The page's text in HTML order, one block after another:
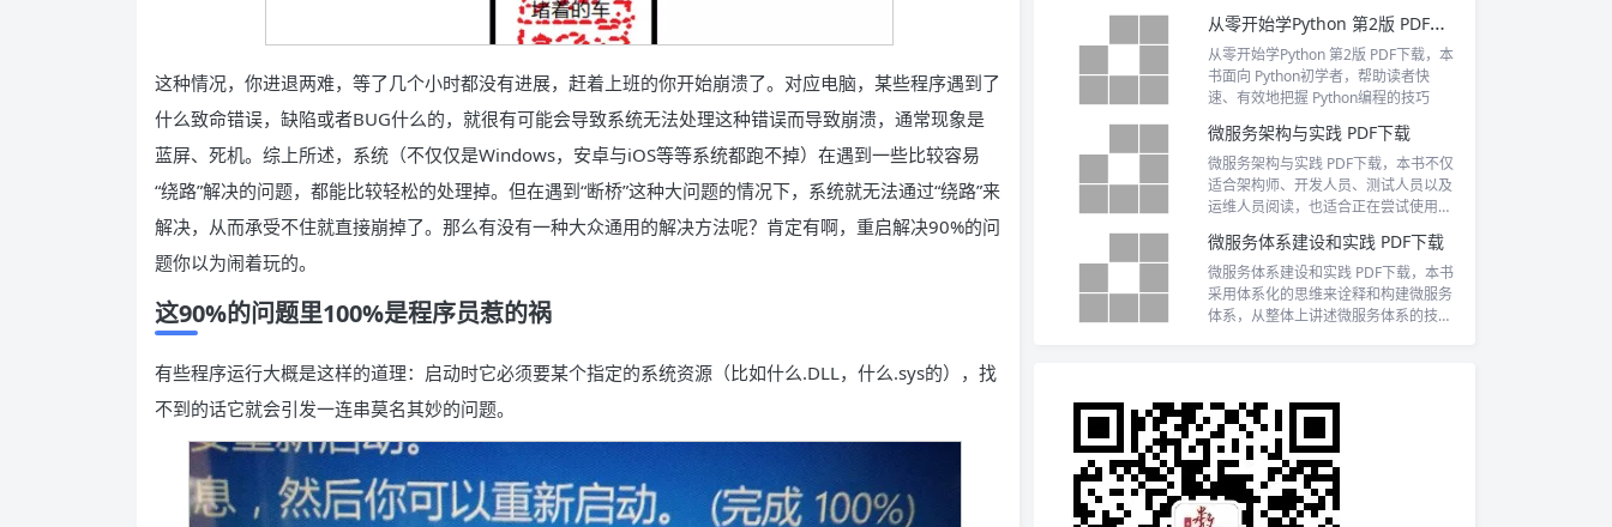
这种情况，你进退两难，等了几个小时都没有进展，赶着上班的你开始崩溃了。对应电脑，某些程序遇到了
什么致命错误，缺陷或者BUG什么的，就很有可能会导致系统无法处理这种错误而导致崩溃，通常现象是
蓝屏、死机。综上所述，系统（不仅仅是Windows，安卓与iOS等等系统都跑不掉）在遇到一些比较容易
“绕路”解决的问题，都能比较轻松的处理掉。但在遇到“断桥”这种大问题的情况下，系统就无法通过“绕路”来
解决，从而承受不住就直接崩掉了。那么有没有一种大众通用的解决方法呢？肯定有啊，重启解决90%的问
题你以为闹着玩的。
这90%的问题里100%是程序员惹的祸
有些程序运行大概是这样的道理：启动时它必须要某个指定的系统资源（比如什么.DLL，什么.sys的），找
不到的话它就会引发一连串莫名其妙的问题。
于C语言开发的爱好者，本书也有较大
的参考价值。
从零开始学Python 第2版 PDF下载
从零开始学Python 第2版 PDF下载，本
书面向 Python初学者，帮助读者快
速、有效地把握 Python编程的技巧
微服务架构与实践 PDF下载
微服务架构与实践 PDF下载，本书不仅
适合架构师、开发人员、测试人员以及
运维人员阅读，也适合正在尝试使用微
个人参考，希望本书能在实际工作中对
读者有所帮助。
微服务体系建设和实践 PDF下载
微服务体系建设和实践 PDF下载，本书
采用体系化的思维来诠释和构建微服务
体系，从整体上讲述微服务体系的技